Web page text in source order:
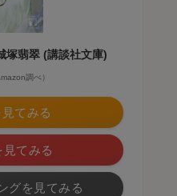
翡翠 (講談社文庫)
調べ）
てみる
てみる
グを見てみる